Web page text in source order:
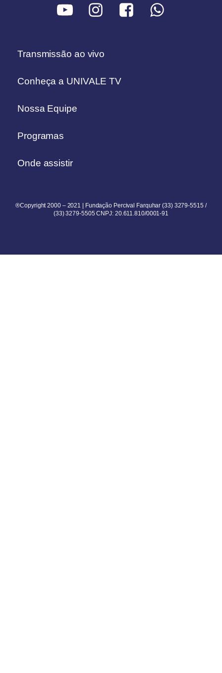
Transmissão ao vivo
Conheça a UNIVALE TV
Nossa Equipe
Programas
Onde assistir
®Copyright 2000 – 2021 | Fundação Percival Farquhar (33) 3279-5515 /
(33) 3279-5505 CNPJ: 20.611.810/0001-91